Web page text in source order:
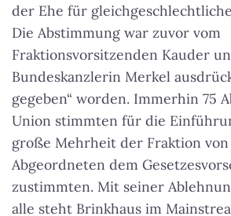
der Ehe für
Die Abstimmung war zuvor vom
Fraktionsvorsitzenden Kauder
Bundeskanzlerin Merkel
gegeben“ worden. Immerhin 75
Union stimmten für die
große Mehrheit der Fraktion von
Abgeordneten dem
zustimmten. Mit seiner
alle steht Brinkhaus im